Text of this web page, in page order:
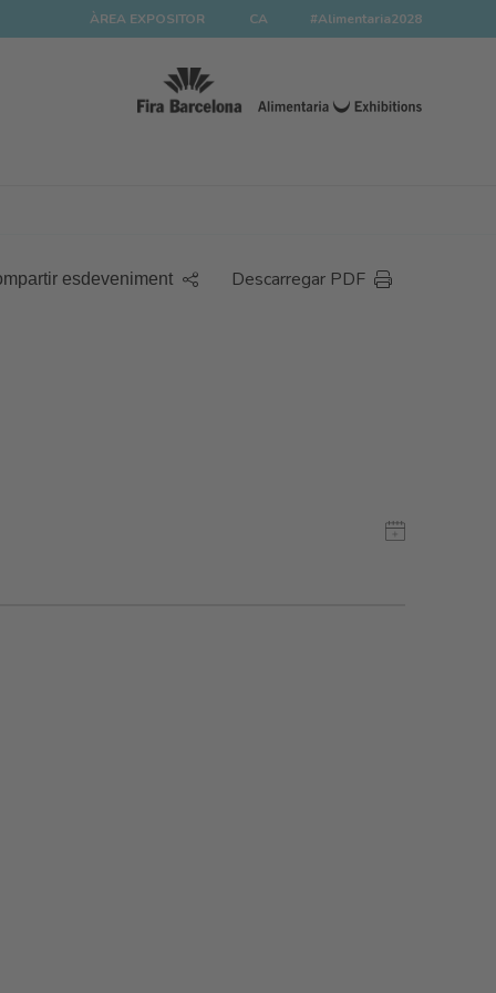
ÀREA EXPOSITOR CA #Alimentaria2028
esdeveniment Descarregar PDF